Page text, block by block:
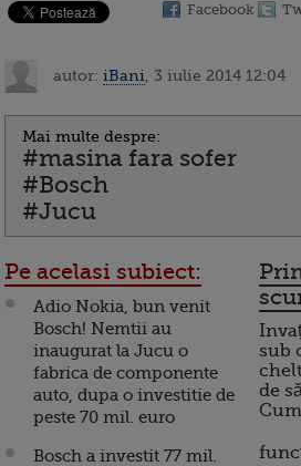
Facebook
autor: iBani , 3 iulie 2014 12:04
Mai multe despre:
#masina fara sofer
#Bosch
#Jucu
Pe acelasi subiect:
Adio Nokia, bun venit
Bosch! Nemtii au
inaugurat la Jucu o
fabrica de componente
auto, dupa o investitie de
peste 70 mil. euro
Bosch a investit 77 mil.
sub
de
Cum